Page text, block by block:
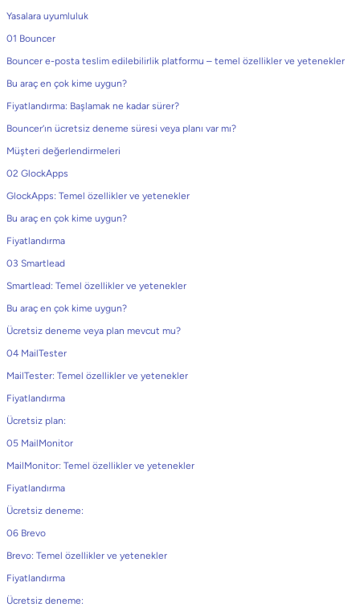
Yasalara uyumluluk
01 Bouncer
Bouncer e-posta teslim edilebilirlik platformu – temel özellikler ve yetenekler
Bu araç en çok kime uygun?
Fiyatlandırma: Başlamak ne kadar sürer?
Bouncer’ın ücretsiz deneme süresi veya planı var mı?
Müşteri değerlendirmeleri
02 GlockApps
GlockApps: Temel özellikler ve yetenekler
Bu araç en çok kime uygun?
Fiyatlandırma
03 Smartlead
Smartlead: Temel özellikler ve yetenekler
Bu araç en çok kime uygun?
Ücretsiz deneme veya plan mevcut mu?
04 MailTester
MailTester: Temel özellikler ve yetenekler
Fiyatlandırma
Ücretsiz plan:
05 MailMonitor
MailMonitor: Temel özellikler ve yetenekler
Fiyatlandırma
Ücretsiz deneme:
06 Brevo
Brevo: Temel özellikler ve yetenekler
Fiyatlandırma
Ücretsiz deneme: